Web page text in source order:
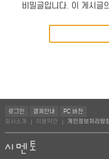
비밀글입니다. 이 게시글
로그인 결제안내
PC 버전
회사소개
이용약관 개인정보처리방